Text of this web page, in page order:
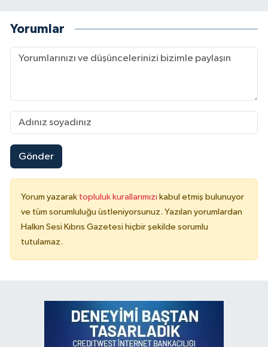
Yorumlar
Gönder
Yorum yazarak topluluk kurallarımızı kabul etmiş bulunuyor
ve tüm sorumluluğu üstleniyorsunuz. Yazılan yorumlardan
Halkın Sesi Kıbrıs Gazetesi hiçbir şekilde sorumlu
tutulamaz.